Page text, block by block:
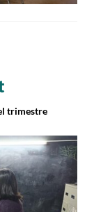
trimestre